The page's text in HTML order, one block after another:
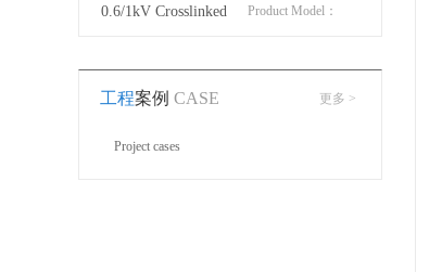
Cotton Covered Wire Product Model：
工程案例 CASE
Project cases
更多 >